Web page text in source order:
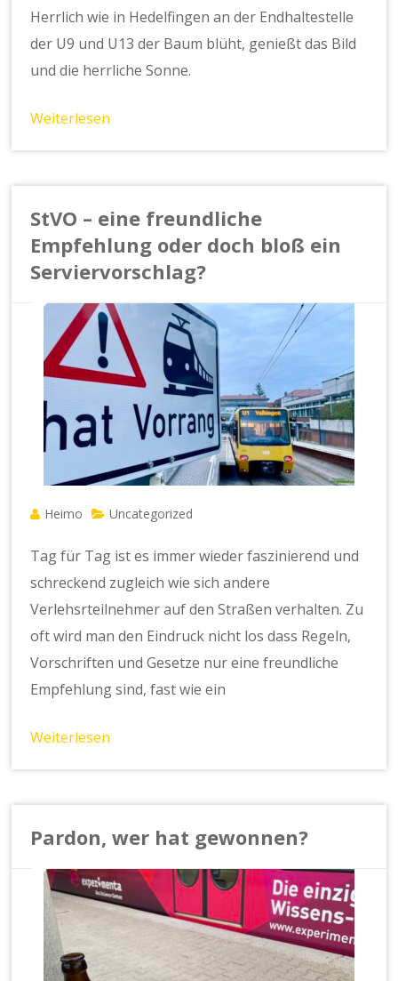
Herrlich wie in Hedelfingen an der Endhaltestelle
der U9 und U13 der Baum blüht, genießt das Bild
und die herrliche Sonne.
Weiterlesen
StVO – eine freundliche
Empfehlung oder doch bloß ein
Serviervorschlag?
Heimo Uncategorized
Tag für Tag ist es immer wieder faszinierend und
schreckend zugleich wie sich andere
Verlehsrteilnehmer auf den Straßen verhalten. Zu
oft wird man den Eindruck nicht los dass Regeln,
Vorschriften und Gesetze nur eine freundliche
Empfehlung sind, fast wie ein
Weiterlesen
Pardon, wer hat gewonnen?